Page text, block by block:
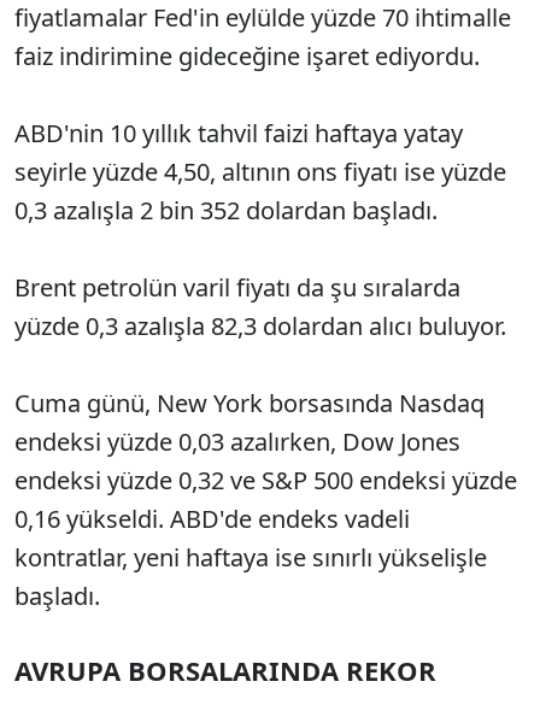
fiyatlamalar Fed'in eylülde yüzde 70 ihtimalle
faiz indirimine gideceğine işaret ediyordu.
ABD'nin 10 yıllık tahvil faizi haftaya yatay
seyirle yüzde 4,50, altının ons fiyatı ise yüzde
0,3 azalışla 2 bin 352 dolardan başladı.
Brent petrolün varil fiyatı da şu sıralarda
yüzde 0,3 azalışla 82,3 dolardan alıcı buluyor.
Cuma günü, New York borsasında Nasdaq
endeksi yüzde 0,03 azalırken, Dow Jones
endeksi yüzde 0,32 ve S&P 500 endeksi yüzde
0,16 yükseldi. ABD'de endeks vadeli
kontratlar, yeni haftaya ise sınırlı yükselişle
başladı.
AVRUPA BORSALARINDA REKOR